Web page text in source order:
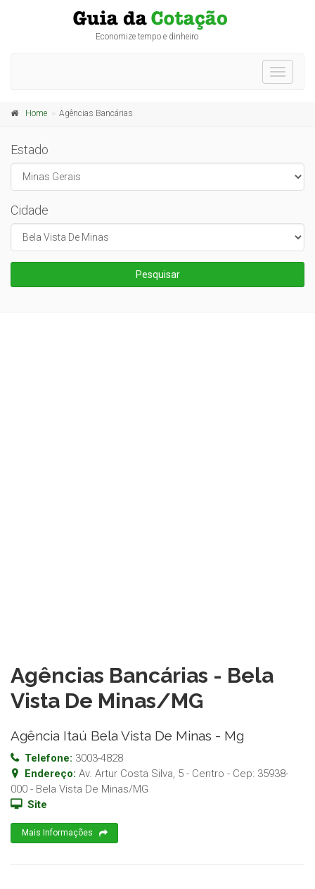
Economize tempo e dinheiro
Toggle
Home Agências Bancárias
Estado
Cidade
Pesquisar
Agências Bancárias - Bela
Vista De Minas/MG
Agência Itaú Bela Vista De Minas - Mg
Telefone: 3003-4828
Endereço: Av. Artur Costa Silva, 5 - Centro - Cep: 35938-
000 - Bela Vista De Minas/MG
Site
Mais Informações